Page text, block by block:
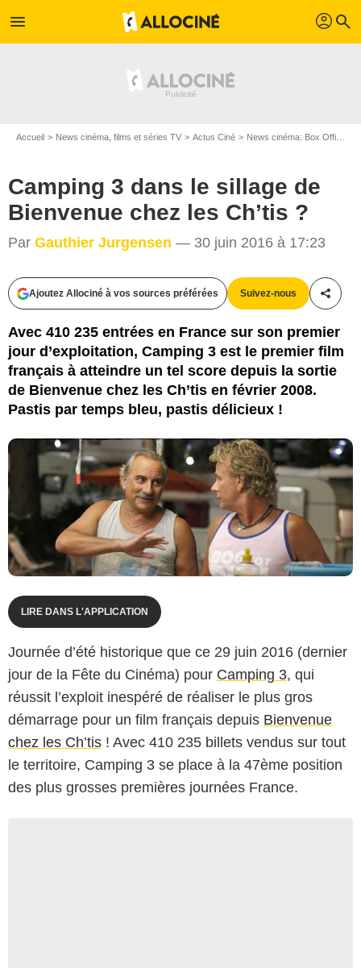
menu profil search
Accueil News cinéma, films et séries TV Actus Ciné News cinéma: Box Office
Camping 3 dans le sillage de
Bienvenue chez les Ch’tis ?
Par Gauthier Jurgensen — 30 juin 2016 à 17:23
Ajoutez Allociné à vos sources préférées Suivez-nous
Avec 410 235 entrées en France sur son premier
jour d’exploitation, Camping 3 est le premier film
français à atteindre un tel score depuis la sortie
de Bienvenue chez les Ch’tis en février 2008.
Pastis par temps bleu, pastis délicieux !
Alain Guizard
LIRE DANS L'APPLICATION
Journée d’été historique que ce 29 juin 2016 (dernier
jour de la Fête du Cinéma) pour Camping 3, qui
réussit l’exploit inespéré de réaliser le plus gros
démarrage pour un film français depuis Bienvenue
chez les Ch’tis ! Avec 410 235 billets vendus sur tout
le territoire, Camping 3 se place à la 47ème position
des plus grosses premières journées France.